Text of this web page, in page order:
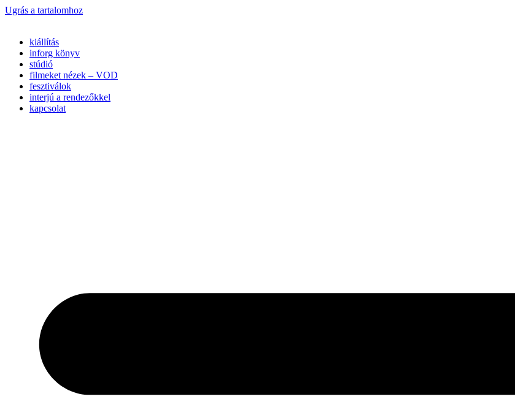
Ugrás a tartalomhoz
kiállítás
inforg könyv
stúdió
filmeket nézek – VOD
fesztiválok
interjú a rendezőkkel
kapcsolat